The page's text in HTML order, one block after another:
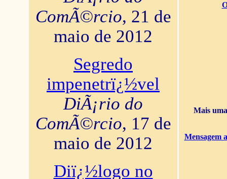
ComÃ©rcio, 21 de
maio de 2012
Segredo
impenetrï¿½vel
DiÃ¡rio do
ComÃ©rcio, 17 de
maio de 2012
Diï¿½logo no
Mais
Mensagem